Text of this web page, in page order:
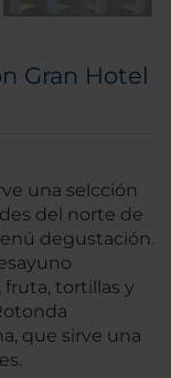
Gran Hotel
una selcción
del norte de
degustación.
tortillas y
que sirve una